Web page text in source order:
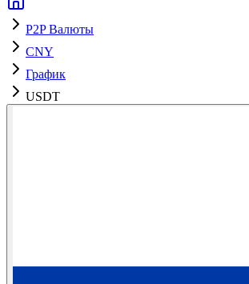
P2P Валюты
CNY
График
USDT